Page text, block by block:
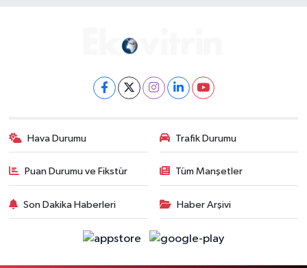
Hava Durumu Trafik Durumu
Puan Durumu ve Fikstür Tüm Manşetler
Son Dakika Haberleri Haber Arşivi